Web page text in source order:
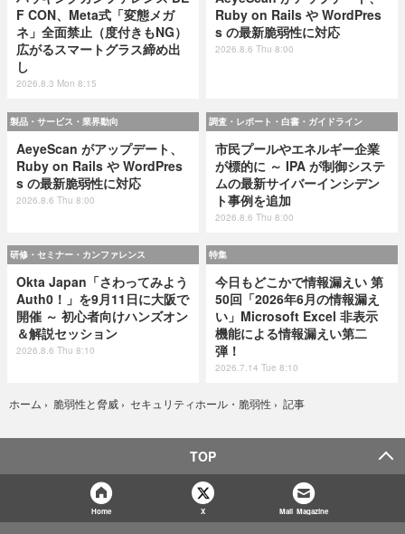
F CON、Meta式「変態メガ
ネ」全面禁止（度付きもNG）
広がるスマートグラス締め出
し
2026.8.3 Mon 8:15
Ruby on Rails や WordPres
s の最新脆弱性に対応
2026.8.6 Thu 8:00
製品・サービス・業界動向
AeyeScan がアップデート、
Ruby on Rails や WordPres
s の最新脆弱性に対応
2026.8.6 Thu 8:00
調査・レポート・白書・ガイドライン
市民プールやエネルギー企業
が標的に ～ IPA が制御システ
ムの最新サイバーインシデン
ト事例を追加
2026.8.6 Thu 8:00
研修・セミナー・カンファレンス
Okta Japan「さわってみよう
Auth0！」を9月11日に大阪で
開催 ～ 初心者向けハンズオン
＆解説セッション
2026.8.6 Thu 8:10
特集
今日もどこかで情報漏えい 第
50回「2026年6月の情報漏え
い」Microsoft Excel 非表示
機能による情報漏えい第二
弾！
2026.7.14 Tue 8:10
ホーム › 脆弱性と脅威 › セキュリティホール・脆弱性 › 記事
TOP
Home X Mail Magazine